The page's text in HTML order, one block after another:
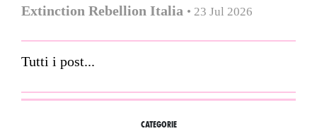
Extinction Rebellion Italia • 23 Jul 2026
Tutti i post...
CATEGORIE